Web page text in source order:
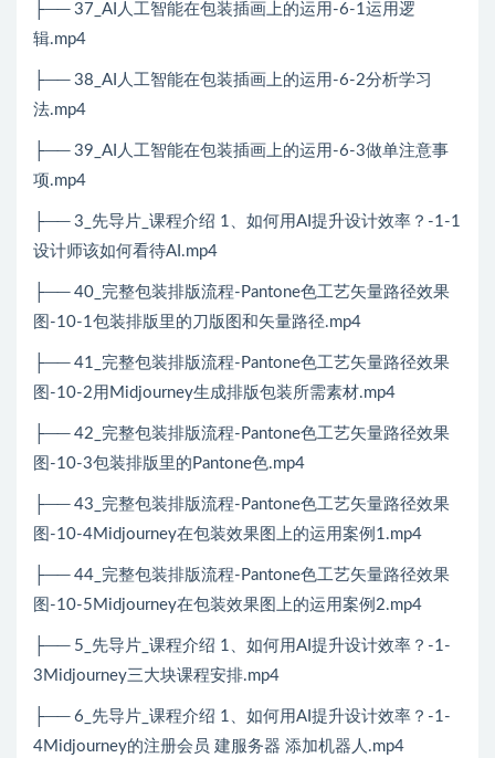
├── 37_AI人工智能在包装插画上的运用-6-1运用逻
辑.mp4
├── 38_AI人工智能在包装插画上的运用-6-2分析学习
法.mp4
├── 39_AI人工智能在包装插画上的运用-6-3做单注意事
项.mp4
├── 3_先导片_课程介绍 1、如何用AI提升设计效率？-1-1
设计师该如何看待AI.mp4
├── 40_完整包装排版流程-Pantone色工艺矢量路径效果
图-10-1包装排版里的刀版图和矢量路径.mp4
├── 41_完整包装排版流程-Pantone色工艺矢量路径效果
图-10-2用Midjourney生成排版包装所需素材.mp4
├── 42_完整包装排版流程-Pantone色工艺矢量路径效果
图-10-3包装排版里的Pantone色.mp4
├── 43_完整包装排版流程-Pantone色工艺矢量路径效果
图-10-4Midjourney在包装效果图上的运用案例1.mp4
├── 44_完整包装排版流程-Pantone色工艺矢量路径效果
图-10-5Midjourney在包装效果图上的运用案例2.mp4
├── 5_先导片_课程介绍 1、如何用AI提升设计效率？-1-
3Midjourney三大块课程安排.mp4
├── 6_先导片_课程介绍 1、如何用AI提升设计效率？-1-
4Midjourney的注册会员 建服务器 添加机器人.mp4